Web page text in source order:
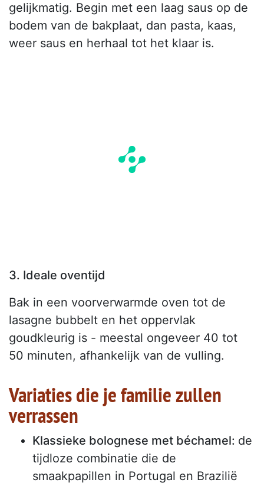
gelijkmatig. Begin met een laag saus op de
bodem van de bakplaat, dan pasta, kaas,
weer saus en herhaal tot het klaar is.
3. Ideale oventijd
Bak in een voorverwarmde oven tot de
lasagne bubbelt en het oppervlak
goudkleurig is - meestal ongeveer 40 tot
50 minuten, afhankelijk van de vulling.
Variaties die je familie zullen
verrassen
Klassieke bolognese met béchamel: de
tijdloze combinatie die de
smaakpapillen in Portugal en Brazilië